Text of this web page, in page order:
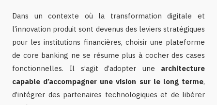
Dans un contexte où la transformation digitale et
l’innovation produit sont devenus des leviers stratégiques
pour les institutions financières, choisir une plateforme
de core banking ne se résume plus à cocher des cases
fonctionnelles. Il s’agit d’adopter une architecture
capable d’accompagner une vision sur le long terme,
d’intégrer des partenaires technologiques et de libérer